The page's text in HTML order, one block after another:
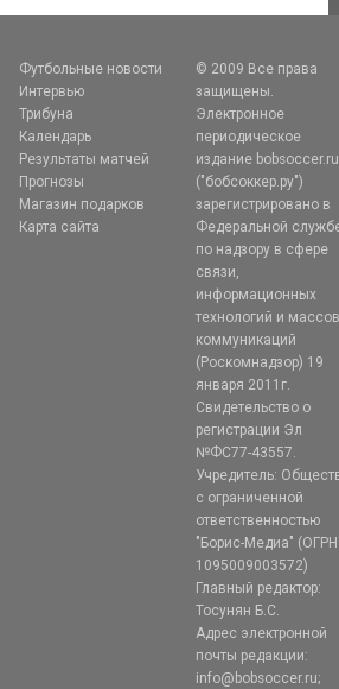
Футбольные новости
Интервью
Трибуна
Календарь
Результаты матчей
Прогнозы
Магазин подарков
Карта сайта
© 2009 Все права
защищены.
Электронное
периодическое
издание bobsoccer.ru
("бобсоккер.ру")
зарегистрировано в
Федеральной
по надзору в сфере
связи,
информационных
технологий и
коммуникаций
(Роскомнадзор) 19
января 2011г.
Свидетельство о
регистрации Эл
№ФС77-43557.
Учредитель:
с ограниченной
ответственностью
"Борис-Медиа" (ОГРН
1095009003572)
Главный редактор:
Тосунян Б.С.
Адрес электронной
почты редакции:
info@bobsoccer.ru;